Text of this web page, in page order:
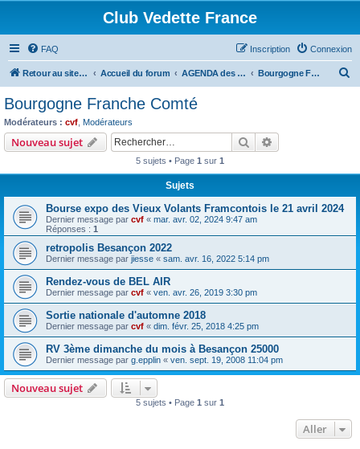
Club Vedette France
FAQ Connexion
Inscription
Retour au site CVF Accueil du forum AGENDA des Bourses, Expositions et RDV du WE Bourgogne Franche Comté
Bourgogne Franche Comté
Modérateurs : cvf Modérateurs
Nouveau sujet Rechercher
5 sujets • Page 1 sur 1
Sujets
Bourse expo des Vieux Volants Framcontois le 21 avril 2024
Dernier message par cvf « mar. avr. 02, 2024 9:47 am
Réponses : 1
retropolis Besançon 2022
Dernier message par jiesse « sam. avr. 16, 2022 5:14 pm
Rendez-vous de BEL AIR
Dernier message par cvf « ven. avr. 26, 2019 3:30 pm
Sortie nationale d'automne 2018
Dernier message par cvf « dim. févr. 25, 2018 4:25 pm
RV 3ème dimanche du mois à Besançon 25000
Dernier message par g.epplin « ven. sept. 19, 2008 11:04 pm
Nouveau sujet
5 sujets • Page 1 sur 1
Aller